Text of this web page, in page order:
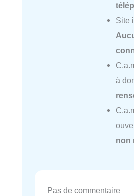
Site
à
non
Pas de commentaire